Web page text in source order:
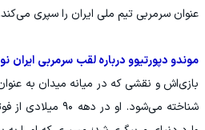
عنوان سرمربی تیم ملی ایران را سپری
موندو دپورتیوو درباره لقب سرمربی ایران
بازی‌اش و نقشی که در میانه میدان به
شناخته می‌شود. او